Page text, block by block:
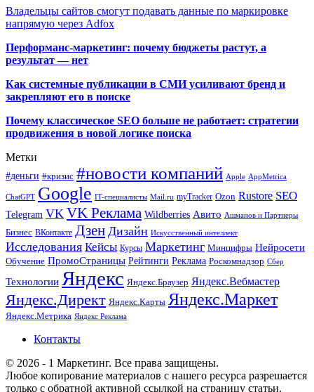
Владельцы сайтов смогут подавать данные по маркировке
напрямую через Adfox
Перформанс-маркетинг: почему бюджеты растут, а
результат — нет
Как системные публикации в СМИ усиливают бренд и
закрепляют его в поиске
Почему классическое SEO больше не работает: стратегии
продвижения в новой логике поиска
Метки
#деньги #кризис #новости компаний Apple AppMetrica
ChatGPT Google IT-специалисты Mail.ru myTracker Ozon Rustore SEO
Telegram VK VK Реклама Wildberries Авито Ашманов и Партнеры
Бизнес ВКонтакте Дзен Дизайн Искусственный интеллект
Исследования Кейсы Курсы Маркетинг Минцифры Нейросети
Обучение ПромоСтраницы Рейтинги Реклама Роскомнадзор Сбер
Технологии Яндекс Яндекс.Браузер Яндекс.Вебмастер
Яндекс.Директ Яндекс.Карты Яндекс.Маркет
Яндекс.Метрика Яндекс Реклама
Контакты
© 2026 - 1 Маркетинг. Все права защищены.
Любое копирование материалов с нашего ресурса разрешается
только с обратной активной ссылкой на страницу статьи.